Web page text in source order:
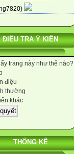
ĐIỀU TRA Ý KIẾN
trang này như thế nào?
điệu
thường
khác
THỐNG KÊ